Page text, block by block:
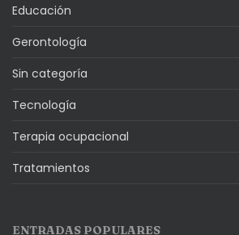
Educación
Gerontología
Sin categoría
Tecnología
Terapia ocupacional
Tratamientos
ENTRADAS POPULARES